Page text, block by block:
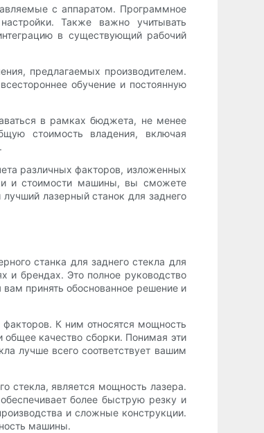
с аппаратом. Программное
Также важно учитывать
в существующий рабочий
предлагаемых производителем.
обучение и постоянную
в рамках бюджета, не менее
стоимость владения, включая
различных факторов, изложенных
и стоимости машины, вы сможете
лазерный станок для заднего
станка для заднего стекла для
и брендах. Это полное руководство
принять обоснованное решение и
К ним относятся мощность
общее качество сборки. Понимая эти
лучше всего соответствует вашим
стекла, является мощность лазера.
более быструю резку и
и сложные конструкции.
машины.